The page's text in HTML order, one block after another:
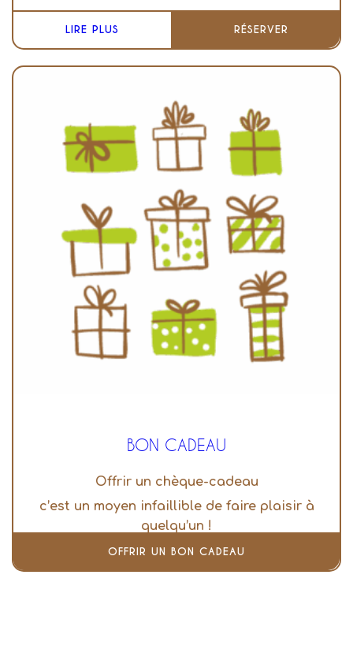
LIRE PLUS RÉSERVER
BON CADEAU
Offrir un chèque-cadeau
c’est un moyen infaillible de faire plaisir à
quelqu’un !
OFFRIR UN BON CADEAU